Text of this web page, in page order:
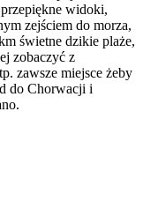
widoki,
zejściem do morza,
świetne dzikie plaże,
zobaczyć z
zawsze miejsce żeby
do Chorwacji i